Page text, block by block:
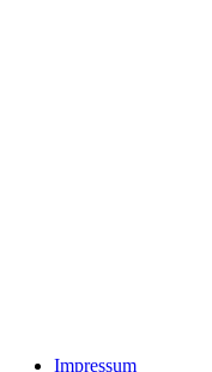
Impressum